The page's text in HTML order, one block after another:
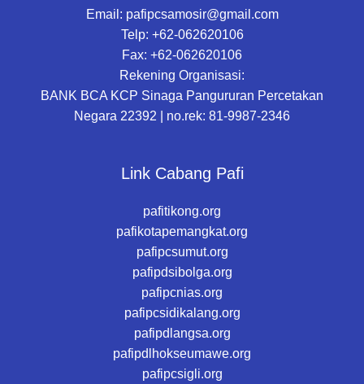
Email: pafipcsamosir@gmail.com
Telp: +62-062620106
Fax: +62-062620106
Rekening Organisasi:
BANK BCA KCP Sinaga Pangururan Percetakan
Negara 22392 | no.rek: 81-9987-2346
Link Cabang Pafi
pafitikong.org
pafikotapemangkat.org
pafipcsumut.org
pafipdsibolga.org
pafipcnias.org
pafipcsidikalang.org
pafipdlangsa.org
pafipdlhokseumawe.org
pafipcsigli.org